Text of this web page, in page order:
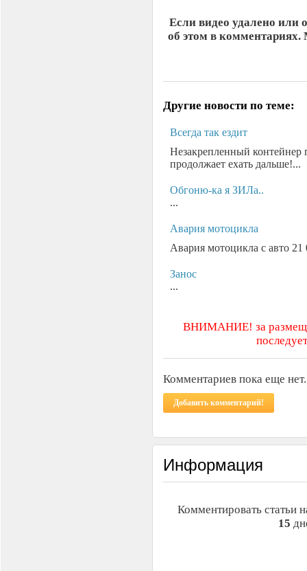
Если видео удалено или
об этом в комментариях.
Другие новости по теме:
Всегда так ездит
Незакрепленный контейнер
продолжает ехать дальше!...
Обгоню-ка я ЗИЛа..
...
Авария мотоцикла
Авария мотоцикла с авто 21
Занос
...
ВНИМАНИЕ! за
Комментариев пока еще
Добавить комментарий!
Информация
Комментировать статьи
15